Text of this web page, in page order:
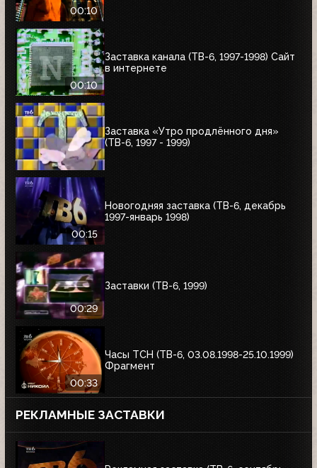
00:10
00:10
Заставка канала (ТВ-6, 1997-1998) Сайт
в интернете
Заставка «Утро продлённого дня»
(ТВ-6, 1997 - 1999)
00:15
Новогодняя заставка (ТВ-6, декабрь
1997-январь 1998)
00:29
Заставки (ТВ-6, 1999)
00:33
Часы ТСН (ТВ-6, 03.08.1998-25.10.1999)
Фрагмент
РЕКЛАМНЫЕ ЗАСТАВКИ